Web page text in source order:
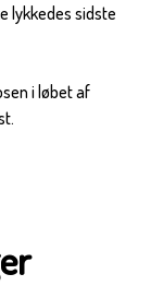
lykkedes sidste
i løbet af